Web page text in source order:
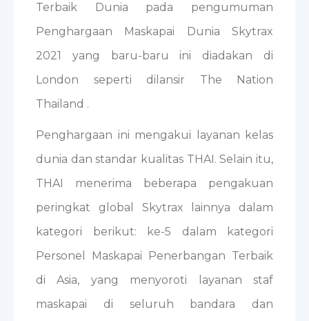
Terbaik Dunia pada pengumuman
Penghargaan Maskapai Dunia Skytrax
2021 yang baru-baru ini diadakan di
London seperti dilansir The Nation
Thailand .
Penghargaan ini mengakui layanan kelas
dunia dan standar kualitas THAI. Selain itu,
THAI menerima beberapa pengakuan
peringkat global Skytrax lainnya dalam
kategori berikut: ke-5 dalam kategori
Personel Maskapai Penerbangan Terbaik
di Asia, yang menyoroti layanan staf
maskapai di seluruh bandara dan